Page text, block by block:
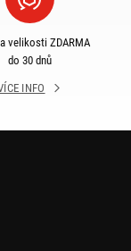
velikosti ZDARMA
do 30 dnů
INFO